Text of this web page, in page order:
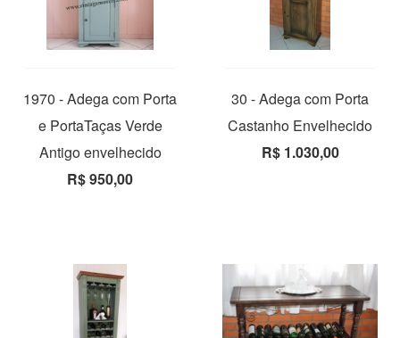
1970 - Adega com Porta
e PortaTaças Verde
Antigo envelhecido
R$ 950,00
30 - Adega com Porta
Castanho Envelhecido
R$ 1.030,00